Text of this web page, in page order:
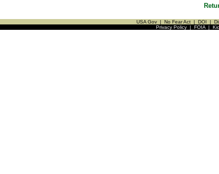
USA Gov | No Fear Act | DOI |
Privacy Policy| FOIA|